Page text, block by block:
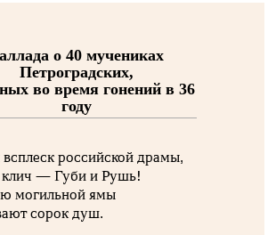
о 40 мучениках
Петроградских,
во время гонений в 36
году
российской драмы,
— Губи и Рушь!
могильной ямы
сорок душ.